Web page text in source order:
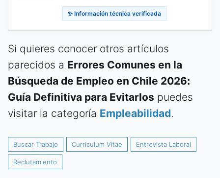
✨ Información técnica verificada
Si quieres conocer otros artículos
parecidos a Errores Comunes en la
Búsqueda de Empleo en Chile 2026:
Guía Definitiva para Evitarlos puedes
visitar la categoría Empleabilidad.
Buscar Trabajo Currículum Vitae Entrevista Laboral
Reclutamiento